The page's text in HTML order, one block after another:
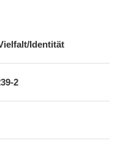
Identität
2